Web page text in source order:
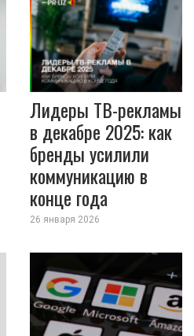
Лидеры ТВ-рекламы
в декабре 2025: как
бренды усилили
коммуникацию в
конце года
26 января 2026